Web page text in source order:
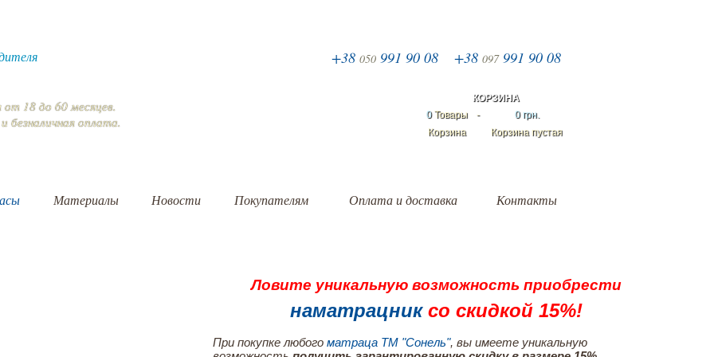
+38 050 991 90 08 +38 097991 90 08
КОРЗИНА
0Товары -
0 грн.
Корзина
Корзина пустая
от 18 до 60 месяцев.
безналичнаяоплата.
Материалы Новости Покупателям Оплата и доставка Контакты
Ловите уникальную возможность приобрести
наматрацник со скидкой 15%!
При покупке любогоматраца ТМ "Сонель", вы имеете уникальную